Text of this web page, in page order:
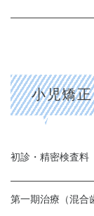
小児矯正
初診・精密検査料
第一期治療（混合